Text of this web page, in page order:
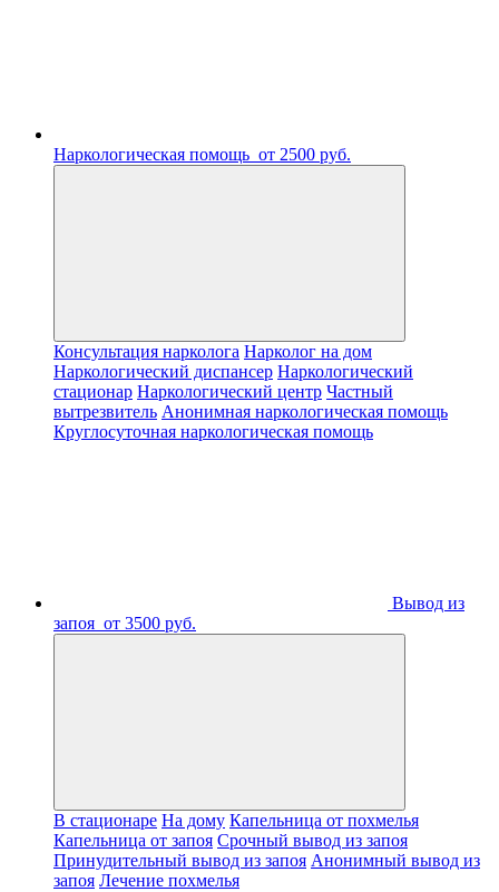
Наркологическая помощь от 2500 руб.
Консультация нарколога Нарколог на дом
Наркологический диспансер Наркологический
стационар Наркологический центр Частный
вытрезвитель Анонимная наркологическая помощь
Круглосуточная наркологическая помощь
Вывод из
запоя от 3500 руб.
В стационаре На дому Капельница от похмелья
Капельница от запоя Срочный вывод из запоя
Принудительный вывод из запоя Анонимный вывод из
запоя Лечение похмелья